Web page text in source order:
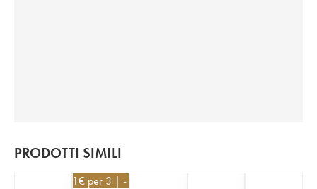
PRODOTTI SIMILI
35,91€ per 3 | - 10%